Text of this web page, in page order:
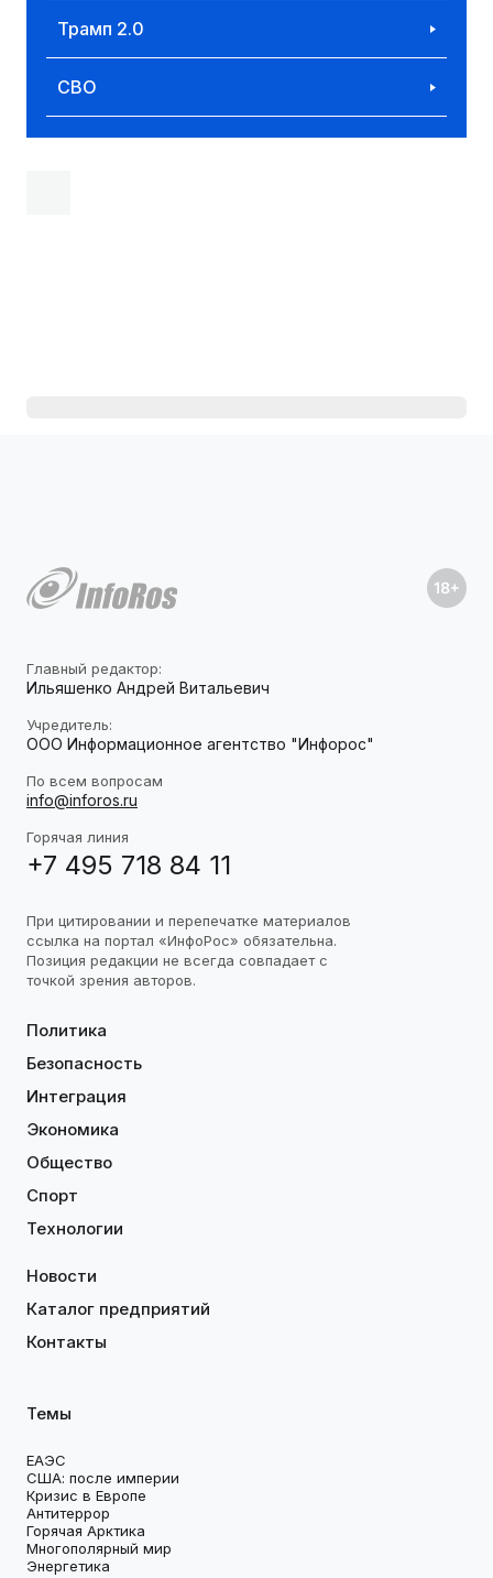
Трамп 2.0
СВО
Главный редактор:
Ильяшенко Андрей Витальевич
Учредитель:
ООО Информационное агентство "Инфорос"
По всем вопросам
info@inforos.ru
Горячая линия
+7 495 718 84 11
При цитировании и перепечатке материалов
ссылка на портал «ИнфоРос» обязательна.
Позиция редакции не всегда совпадает с
точкой зрения авторов.
Политика
Безопасность
Интеграция
Экономика
Общество
Спорт
Технологии
Новости
Каталог предприятий
Контакты
Темы
ЕАЭС
США: после империи
Кризис в Европе
Антитеррор
Горячая Арктика
Многополярный мир
Энергетика